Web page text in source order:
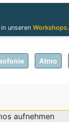
unserenWorkshops.
Atmo